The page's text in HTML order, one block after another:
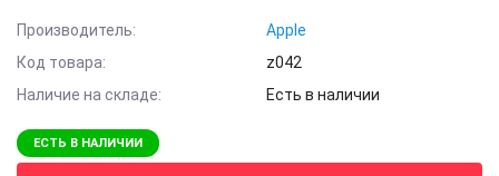
Производитель:
Apple
Код товара:
z042
Наличие на складе:
Есть в наличии
ЕСТЬ В НАЛИЧИИ